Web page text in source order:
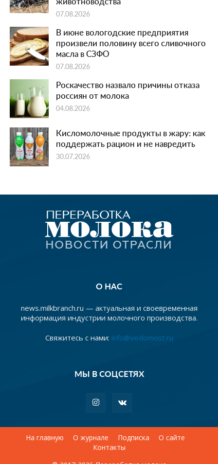
07.08.2026
В июне вологодские предприятия
произвели половину всего сливочного
масла в СЗФО
07.08.2026
Роскачество назвало причины отказа
россиян от молока
04.08.2026
Кисломолочные продукты в жару: как
поддержать рацион и не навредить
30.07.2026
О НАС
news.milkbranch.ru — актуальная и своевременная
информация индустрии молочного производства.
Свяжитесь с нами: info@vedomost.ru
МЫ В СОЦСЕТЯХ
На главную О журнале Подписка
О сайте
Контакты